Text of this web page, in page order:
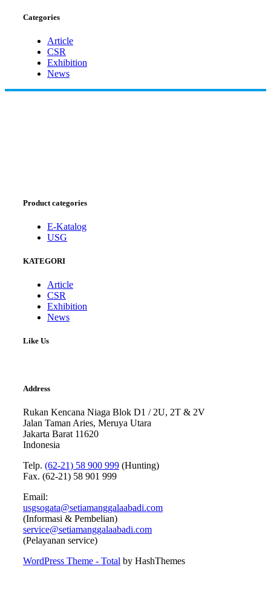
Categories
Article
CSR
Exhibition
News
Product categories
E-Katalog
USG
KATEGORI
Article
CSR
Exhibition
News
Like Us
Address
Rukan Kencana Niaga Blok D1 / 2U, 2T & 2V
Jalan Taman Aries, Meruya Utara
Jakarta Barat 11620
Indonesia
Telp. (62-21) 58 900 999 (Hunting)
Fax. (62-21) 58 901 999
Email:
usgsogata@setiamanggalaabadi.com
(Informasi & Pembelian)
service@setiamanggalaabadi.com
(Pelayanan service)
WordPress Theme - Total by HashThemes